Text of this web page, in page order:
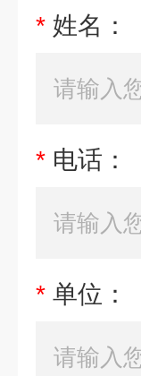
* 姓名：
* 电话：
* 单位：